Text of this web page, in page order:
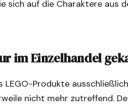
sich auf die Charaktere aus
im Einzelhandel
LEGO-Produkte
nicht mehr zutreffend.